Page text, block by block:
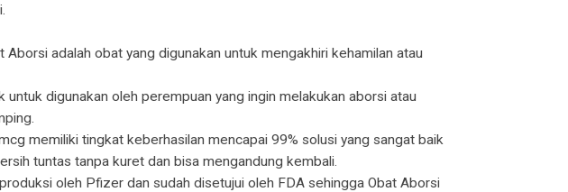
adalah obat yang digunakan untuk mengakhiri kehamilan atau
digunakan oleh perempuan yang ingin melakukan aborsi atau
memiliki tingkat keberhasilan mencapai 99% solusi yang sangat baik
tuntas tanpa kuret dan bisa mengandung kembali.
oleh Pfizer dan sudah disetujui oleh FDA sehingga Obat Aborsi